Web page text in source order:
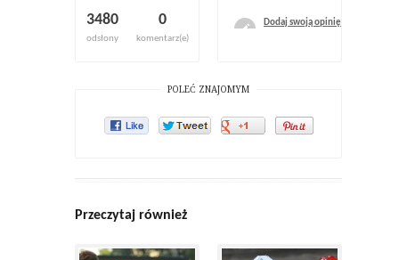
3480
odsłony
0
komentarz(e)
Dodaj swoją opinię
POLEĆ ZNAJOMYM
Przeczytaj również